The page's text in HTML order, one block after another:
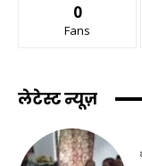
0
Fans
लेटेस्ट न्यूज़